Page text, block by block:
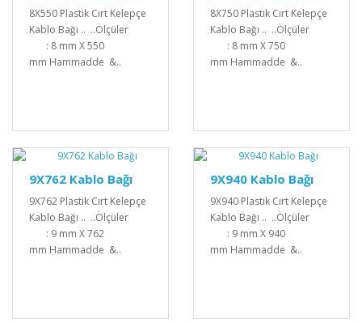
8X550 Plastik Cırt Kelepçe
Kablo Bağı .. ..Ölçüler
: 8 mm X 550
mm Hammadde &..
8X750 Plastik Cırt Kelepçe
Kablo Bağı .. ..Ölçüler
: 8 mm X 750
mm Hammadde &..
9X762 Kablo Bağı
9X762 Plastik Cırt Kelepçe
Kablo Bağı .. ..Ölçüler
: 9 mm X 762
mm Hammadde &..
9X940 Kablo Bağı
9X940 Plastik Cırt Kelepçe
Kablo Bağı .. ..Ölçüler
: 9 mm X 940
mm Hammadde &..